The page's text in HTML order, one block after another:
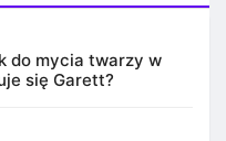
do mycia twarzy w
się Garett?